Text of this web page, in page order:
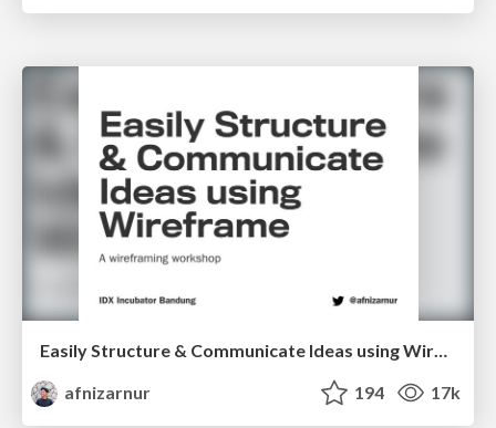
Easily Structure & Communicate Ideas using Wireframe
afnizarnur
194 17k